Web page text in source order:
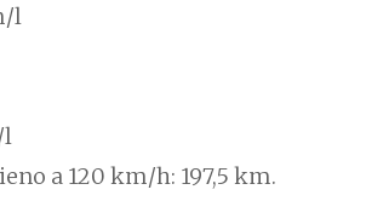
l
l
a 120 km/h: 197,5 km.